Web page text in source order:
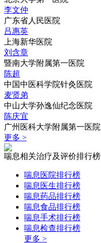
李文仲
广东省人民医院
吕惠英
上海新华医院
刘含章
暨南大学附属第一医院
陈超
中国中医科学院针灸医院
麦贤弟
中山大学孙逸仙纪念医院
陈庆宜
广州医科大学附属第一医院
更多 >
喘息相关治疗及评价排行榜
喘息医院排行榜
喘息医生排行榜
喘息药品排行榜
喘息食品排行榜
喘息手术排行榜
喘息检查排行榜
更多 >